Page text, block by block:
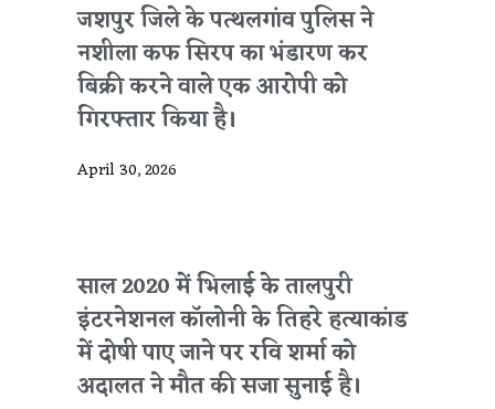
जशपुर जिले के पत्थलगांव पुलिस ने
नशीला कफ सिरप का भंडारण कर
बिक्री करने वाले एक आरोपी को
गिरफ्तार किया है।
April 30, 2026
साल 2020 में भिलाई के तालपुरी
इंटरनेशनल कॉलोनी के तिहरे हत्याकांड
में दोषी पाए जाने पर रवि शर्मा को
अदालत ने मौत की सजा सुनाई है।